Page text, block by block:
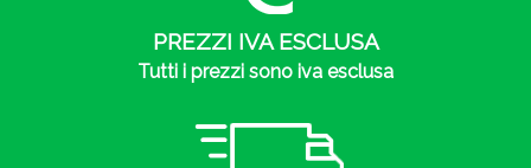
PREZZI IVA ESCLUSA
Tutti i prezzi sono iva esclusa